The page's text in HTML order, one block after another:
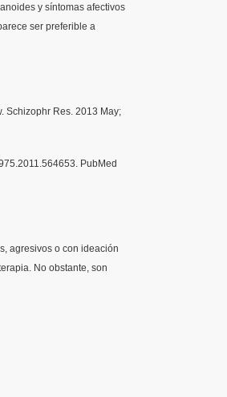
y síntomas afectivos
ser preferible a
Schizophr Res. 2013 May;
PubMed
agresivos o con ideación
No obstante, son